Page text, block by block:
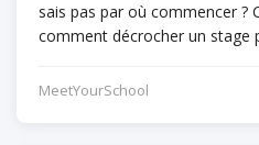
sais pas par où commencer ?
comment décrocher un stage
MeetYourSchool